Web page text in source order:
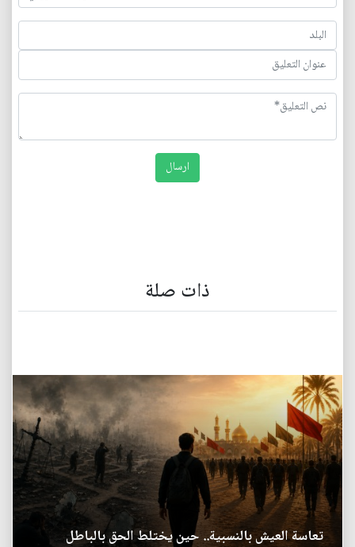
ذات صلة
تعاسة العيش بالنسبية.. حين يختلط الحق بالباطل